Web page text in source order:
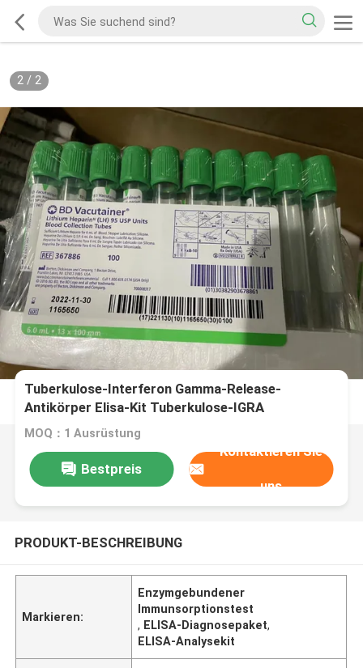
2/ 2
Tuberkulose-Interferon Gamma-Release-
Antikörper Elisa-Kit Tuberkulose-IGRA
MOQ：1 Ausrüstung
Bestpreis
Kontaktieren Sie
uns
PRODUKT-BESCHREIBUNG
Markieren:
Enzymgebundener
Immunsorptionstest
, ELISA-Diagnosepaket,
ELISA-Analysekit